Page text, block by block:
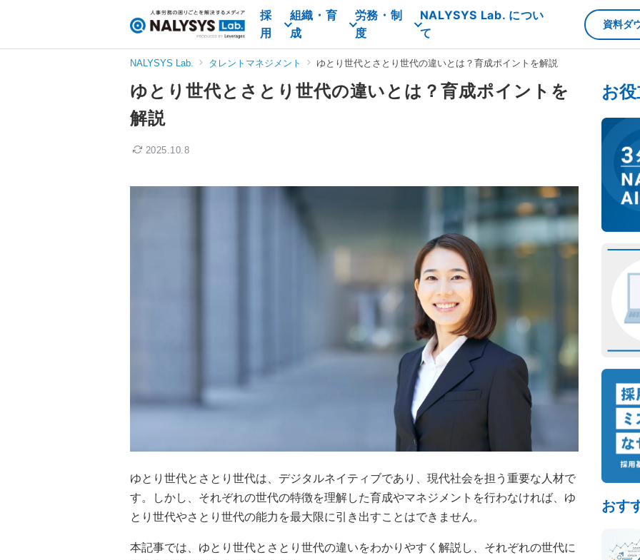
NALYSYS
Lab.
シ
採
用
組織・育
成
労務・制
度
NALYSYS Lab. につい
て
資料ダ
NALYSYS Lab. タレントマネジメント ゆとり世代とさとり世代の違いとは？育成ポイントを解説
ゆとり世代とさとり世代の違いとは？育成ポイントを
解説
2025.10.8
ゆとり世代とさとり世代は、デジタルネイティブであり、現代社会を担う重要な人材で
す。しかし、それぞれの世代の特徴を理解した育成やマネジメントを行わなければ、ゆ
とり世代やさとり世代の能力を最大限に引き出すことはできません。
本記事では、ゆとり世代とさとり世代の違いをわかりやすく解説し、それぞれの世代に
お
おす